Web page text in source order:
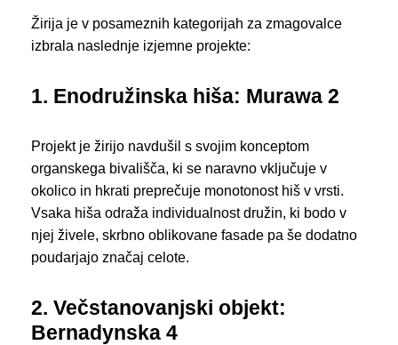
Žirija je v posameznih kategorijah za zmagovalce
izbrala naslednje izjemne projekte:
1. Enodružinska hiša: Murawa 2
Projekt je žirijo navdušil s svojim konceptom
organskega bivališča, ki se naravno vključuje v
okolico in hkrati preprečuje monotonost hiš v vrsti.
Vsaka hiša odraža individualnost družin, ki bodo v
njej živele, skrbno oblikovane fasade pa še dodatno
poudarjajo značaj celote.
2. Večstanovanjski objekt:
Bernadynska 4